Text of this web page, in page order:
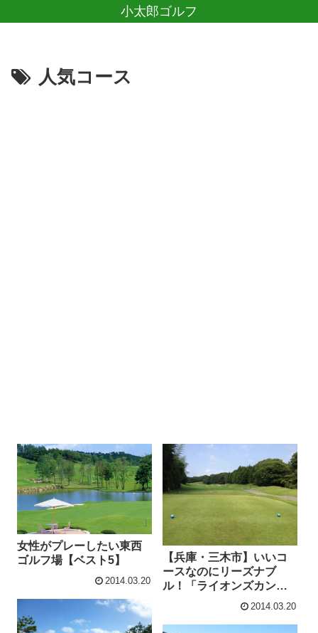
小太郎ゴルフ
人気コース
女性がプレーしたい東西
ゴルフ場【ベスト5】
2014.03.20
【兵庫・三木市】いいコ
ースなのにリーズナブ
ル！「ライオンズカント
2014.03.20